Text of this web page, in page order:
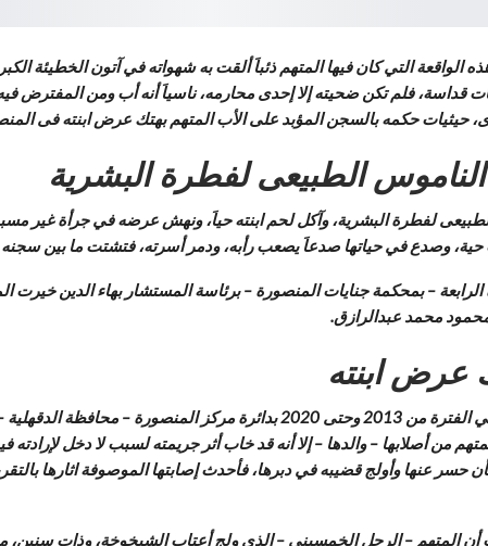
الواقعة التي كان فيها المتهم ذئباَ ألقت به شهواته في آتون
قداسة، فلم تكن ضحيته إلا إحدى محارمه، ناسياَ أنه أب ومن المفترض فيه
حيثيات حكمه بالسجن المؤبد على الأب المتهم بهتك عرض ابنته فى
الطبيعى لفطرة البشرية
لفطرة البشرية، وآكل لحم ابنته حياَ، ونهش عرضه في جرأة غير
وصدع في حياتها صدعاَ يصعب رأبه، ودمر أسرته، فتشتت ما بين سجنه
– بمحكمة جنايات المنصورة – برئاسة المستشار بهاء الدين
محمد عبدالرازق.
عرض ابنته
من أصلابها – والدها – إلا أنه قد خاب أثر جريمته لسبب لا دخل
تبلغ من العمر 18 سنة بأن حسر عنها وأولج قضيبه في دبرها، فأحدث إصابتها